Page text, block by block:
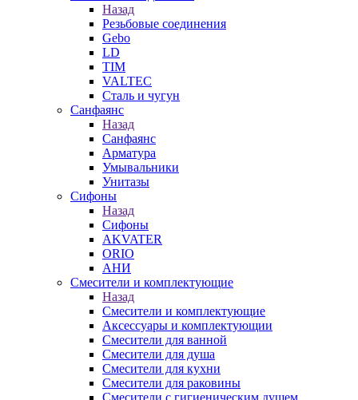
Назад
Резьбовые соединения
Gebo
LD
TIM
VALTEC
Сталь и чугун
Санфаянс
Назад
Санфаянс
Арматура
Умывальники
Унитазы
Сифоны
Назад
Сифоны
AKVATER
ORIO
АНИ
Смесители и комплектующие
Назад
Смесители и комплектующие
Аксессуары и комплектующии
Смесители для ванной
Смесители для душа
Смесители для кухни
Смесители для раковины
Смесители с гигиеническим душем